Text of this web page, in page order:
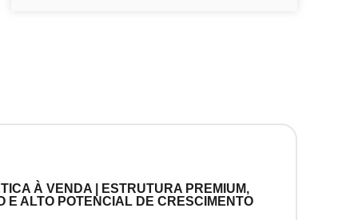
À VENDA | ESTRUTURA PREMIUM,
E ALTO POTENCIAL DE CRESCIMENTO